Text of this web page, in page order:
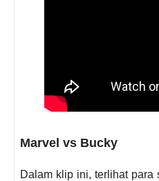
Marvel vs Bucky
Dalam klip ini, terlihat para